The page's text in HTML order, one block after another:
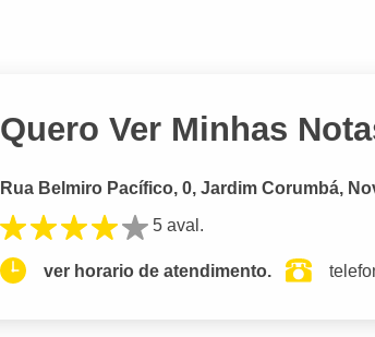
Quero Ver Minhas
Rua Belmiro Pacífico, 0, Jardim Corumbá,
5 aval.
ver horario de atendimento.